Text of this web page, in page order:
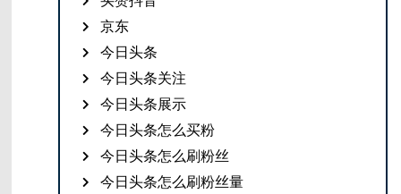
京东
今日头条
今日头条关注
今日头条展示
今日头条怎么买粉
今日头条怎么刷粉丝
今日头条怎么刷粉丝量